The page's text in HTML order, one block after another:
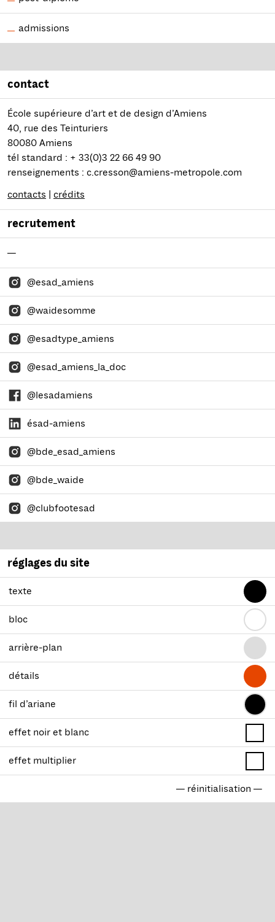
admissions
contact
École supérieure d’art et de design d’Amiens
40, rue des Teinturiers
80080 Amiens
tél standard : + 33(0)3 22 66 49 90
renseignements : c.cresson@amiens-metropole.com
contacts
crédits
recrutement
—
@esad_amiens
@waidesomme
@esadtype_amiens
@esad_amiens_la_doc
@lesadamiens
ésad-amiens
@bde_esad_amiens
@bde_waide
@clubfootesad
réglages du site
texte
bloc
arrière-plan
détails
fil d’ariane
effet noir et blanc
effet multiplier
— réinitialisation —